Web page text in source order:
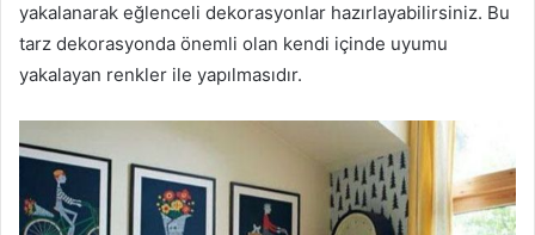
yakalanarak eğlenceli dekorasyonlar hazırlayabilirsiniz. Bu
tarz dekorasyonda önemli olan kendi içinde uyumu
yakalayan renkler ile yapılmasıdır.